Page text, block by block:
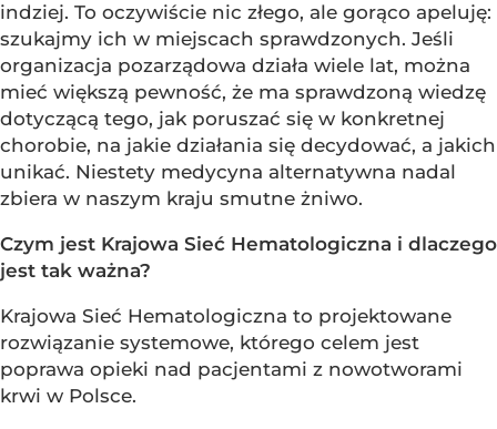
indziej. To oczywiście nic złego, ale gorąco apeluję:
szukajmy ich w miejscach sprawdzonych. Jeśli
organizacja pozarządowa działa wiele lat, można
mieć większą pewność, że ma sprawdzoną wiedzę
dotyczącą tego, jak poruszać się w konkretnej
chorobie, na jakie działania się decydować, a jakich
unikać. Niestety medycyna alternatywna nadal
zbiera w naszym kraju smutne żniwo.
Czym jest Krajowa Sieć Hematologiczna i dlaczego
jest tak ważna?
Krajowa Sieć Hematologiczna to projektowane
rozwiązanie systemowe, którego celem jest
poprawa opieki nad pacjentami z nowotworami
krwi w Polsce.